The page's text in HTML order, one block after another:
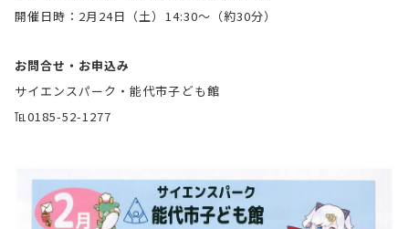
開催日時：2月24日（土）14:30～（約30分）
お問合せ・お申込み
サイエンスパーク・能代市子ども館
℡0185-52-1277